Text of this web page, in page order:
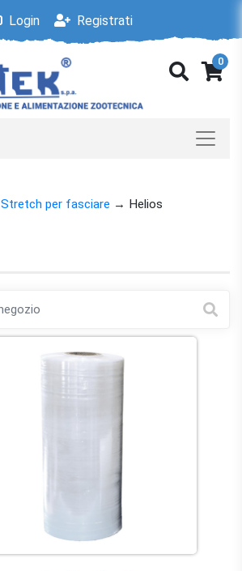
Login Registrati
0
Stretch per fasciare → Helios